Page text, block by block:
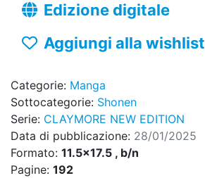
Edizione digitale
Aggiungi alla wishlist
Categorie: Manga
Sottocategorie: Shonen
Serie: CLAYMORE NEW EDITION
Data di pubblicazione: 28/01/2025
Formato: 11.5x17.5 , b/n
Pagine: 192